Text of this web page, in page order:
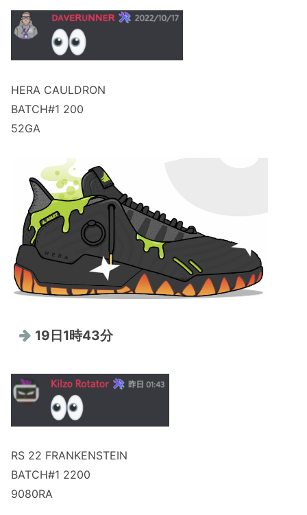
HERA CAULDRON
BATCH#1 200
52GA
19日1時43分
RS 22 FRANKENSTEIN
BATCH#1 2200
9080RA